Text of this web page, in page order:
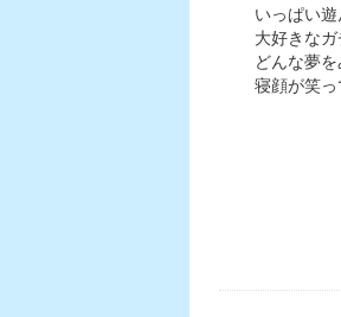
いっぱい
大好きな
どんな夢
寝顔が笑